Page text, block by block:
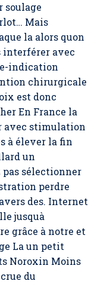
soulage
Mais
la alors quon
interférer avec
indication
chirurgicale
est donc
En France la
avec stimulation
à élever la fin
un
sélectionner
perdre
des. Internet
jusquà
grâce à notre et
La un petit
Noroxin Moins
du